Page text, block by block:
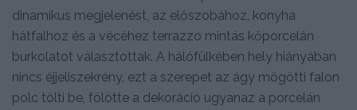
dinamikus megjelenést, az előszobához, konyha
hátfalhoz és a vécéhez terrazzo mintás kőporcelán
burkolatot választottak. A hálófülkében hely hiányában
nincs éjjeliszekrény, ezt a szerepet az ágy mögötti falon
polc tölti be, fölötte a dekoráció ugyanaz a porcelán